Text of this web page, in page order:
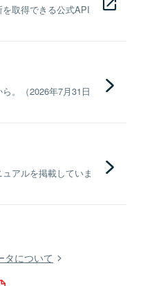
取得できる公式API
。（2026年7月31日
アルを掲載していま
タについて